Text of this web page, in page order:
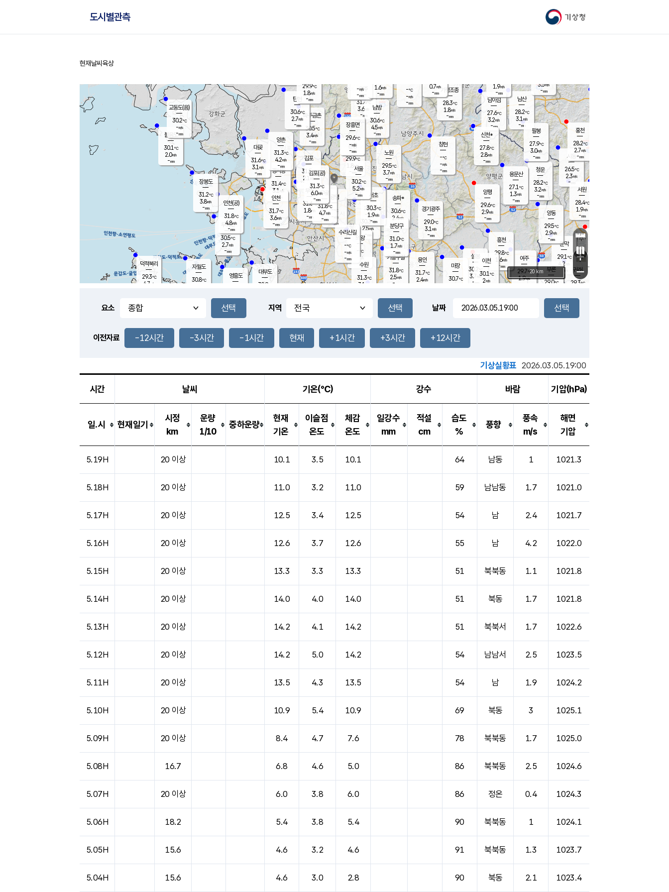
기상청
도시별관측
홈
현재날씨 육상
풍도
3.0m/s
문막
29.1℃
4.2m/s
mm
남이섬
27.6℃
3.2m/s
-mm
무의도
30.5℃
2.7m/s
-mm
영흥도
볼음도
30.1℃
2.0m/s
-mm
자월도
30.8℃
양주
31.4℃
3.6
-mm
부론
29.0℃
과천
30.3℃
2.5m/s
- mm
남산
28.2℃
3.1 m/s
-mm
장봉도
31.2℃
3.8m/s
-mm
-mm
청운
28.2℃
3.2m/s
-mm
팔봉
27.9℃
3.0m/s
-mm
-mm
용인
31.7℃
2.4m/s
여주
29.7℃
1.9m/s
양동
29.5℃
2.9m/s
-mm
경기광주
29.0℃
3.1 m/s
-mm
장호원
1.9m/s
-mm
31.3
℃
대부도
30.9
-
경서동
31.4℃
3.1 m/s
-mm
파주금촌
30.5℃
3.4m/s
-mm
가평조종
28.3℃
1.8m/s
-mm
-℃
-m/s
-mm
대곶
31.6℃
3.1 m/s
-mm
신천*
27.8℃
2.8m/s
-mm
창현
-℃
-m/s
-mm
탄현
30.6℃
2.7m/s
-mm
0.7m/s
-mm
31.5℃
1.6m/s
-mm
흥천
29.8℃
1.6m/s
-mm
마장
30.7℃
의왕
- ℃
m/s
mm
김포
31.5℃
2.1 m/s
mm
설봉
30.2
3.7 m/s
- mm
광명
- ℃
-m/s
-mm
부천
31.6℃
1.8m/s
-mm
-mm
양촌
31.3℃
4.2m/s
-mm
구로
31.8℃
4.7m/s
-mm
은평
29.9℃
1.8 m/s
- mm
노원
29.5℃
3.7m/s
-mm
송파*
30.6℃
2.4m/s
-mm
서초
30.3℃
1.9m/s
-mm
남방
30.6℃
4.5m/s
-mm
기흥구갈
31.8℃
2.5m/s
-
수리산길
-℃
-m/s
-mm
분당구
31.0℃
1.7m/s
-mm
장흥면
29.6℃
-m/s
-mm
-m/s
-mm
시동
26.5℃
2.3m/s
- mm
귀래
29.3℃
서원
28.4℃
1.9m/s
-mm
용문산
27.1℃
1.3m/s
-mm
덕적북리
29.3℃
4.7 m/s
인천(공)
31.8℃
4.8m/s
-mm
김포(공)
31.3℃
6.0m/s
-mm
교동도(음)
30.2℃
-m/s
-mm
홍천
28.2℃
2.7m/s
-mm
이천
30.1℃
2m/s
양평
29.6℃
2.9m/s
-mm
수원
31.3℃
3.1 m/s
인천
31.7℃
3.6m/s
-mm
서울
30.2℃
5.2m/s
-mm
3.5m/s
-mm
29.9℃
1.8m/s
-mm
1.6m/s
-mm
+
−
20 km
요소 지역 날짜
이전자료 -12시간 -3시간 -1시간 현재 +1시간 +3시간 +12시간
기상실황표 2026.03.05.19:00
시간 날씨 기온(℃) 강수 바람 기압(hPa)
일.시 현재일기
시정
km
운량
1/10
중하운량
현재
기온
이슬점
온도
체감
온도
일강수
mm
적설
cm
습도
%
풍향
풍속
m/s
해면
기압
5.19H 20 이상 10.1 3.5 10.1 64 남동 1 1021.3
5.18H 20 이상 11.0 3.2 11.0 59 남남동 1.7 1021.0
5.17H 20 이상 12.5 3.4 12.5 54 남 2.4 1021.7
5.16H 20 이상 12.6 3.7 12.6 55 남 4.2 1022.0
5.15H 20 이상 13.3 3.3 13.3 51 북북동 1.1 1021.8
5.14H 20 이상 14.0 4.0 14.0 51 북동 1.7 1021.8
5.13H 20 이상 14.2 4.1 14.2 51 북북서 1.7 1022.6
5.12H 20 이상 14.2 5.0 14.2 54 남남서 2.5 1023.5
5.11H 20 이상 13.5 4.3 13.5 54 남 1.9 1024.2
5.10H 20 이상 10.9 5.4 10.9 69 북동 3 1025.1
5.09H 20 이상 8.4 4.7 7.6 78 북북동 1.7 1025.0
5.08H 16.7 6.8 4.6 5.0 86 북북동 2.5 1024.6
5.07H 20 이상 6.0 3.8 6.0 86 정온 0.4 1024.3
5.06H 18.2 5.4 3.8 5.4 90 북북동 1 1024.1
5.05H 15.6 4.6 3.2 4.6 91 북북동 1.3 1023.7
5.04H 15.6 4.6 3.0 2.8 90 북동 2.1 1023.4